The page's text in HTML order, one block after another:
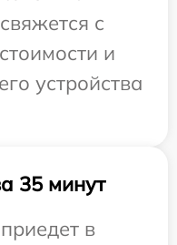
с
и
устройства
35 минут
в